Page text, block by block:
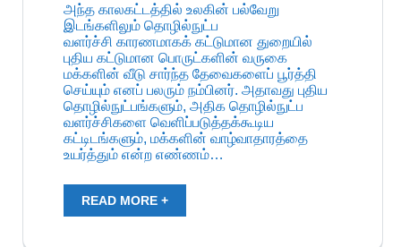
அந்த காலகட்டத்தில் உலகின் பல்வேறு
இடங்களிலும் தொழில்நுட்ப
வளர்ச்சி காரணமாகக் கட்டுமான துறையில்
புதிய கட்டுமான பொருட்களின் வருகை
மக்களின் வீடு சார்ந்த தேவைகளைப் பூர்த்தி
செய்யும் எனப் பலரும் நம்பினர். அதாவது புதிய
தொழில்நுட்பங்களும், அதிக தொழில்நுட்ப
வளர்ச்சிகளை வெளிப்படுத்தக்கூடிய
கட்டிடங்களும், மக்களின் வாழ்வாதாரத்தை
உயர்த்தும் என்ற எண்ணம்…
READ MORE +